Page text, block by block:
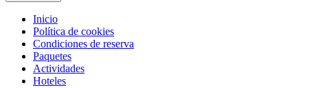
Inicio
Política de cookies
Condiciones de reserva
Paquetes
Actividades
Hoteles